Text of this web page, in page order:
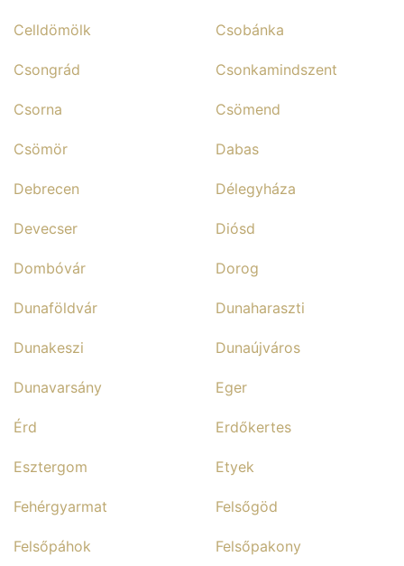
Celldömölk Csobánka
Csongrád Csonkamindszent
Csorna Csömend
Csömör Dabas
Debrecen Délegyháza
Devecser Diósd
Dombóvár Dorog
Dunaföldvár Dunaharaszti
Dunakeszi Dunaújváros
Dunavarsány Eger
Érd Erdőkertes
Esztergom Etyek
Fehérgyarmat Felsőgöd
Felsőpáhok Felsőpakony